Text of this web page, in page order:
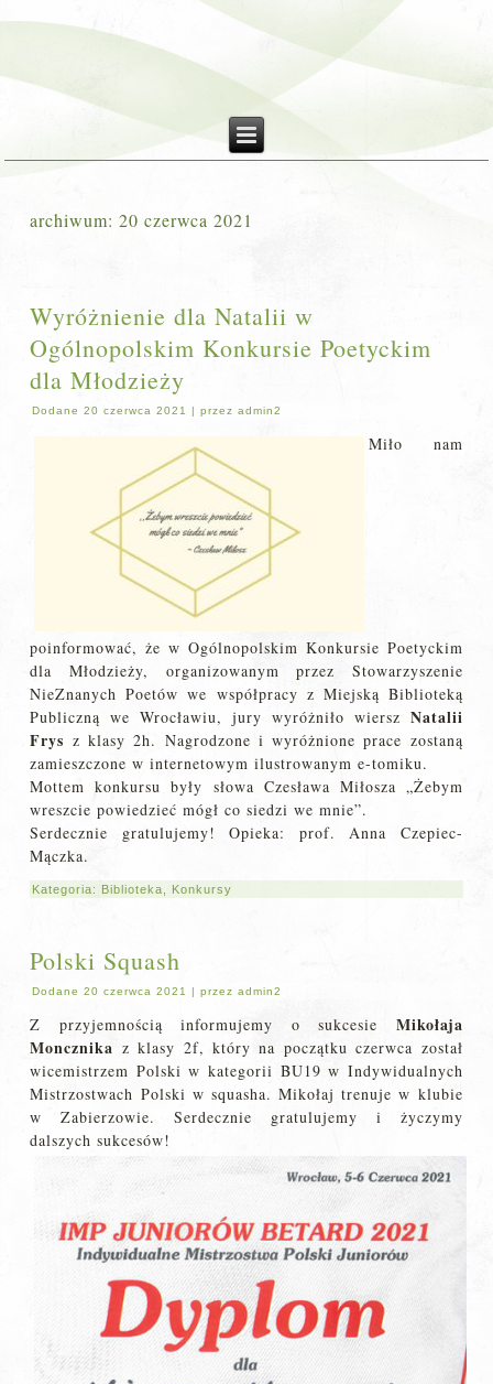
archiwum:20 czerwca 2021
Wyróżnienie dla Natalii w
Ogólnopolskim Konkursie Poetyckim
dla Młodzieży
Dodane 20 czerwca 2021 |przez admin2
Miło nam
poinformować, że w Ogólnopolskim Konkursie Poetyckim
dla Młodzieży, organizowanym przez Stowarzyszenie
NieZnanych Poetów we współpracy z Miejską Biblioteką
Publiczną we Wrocławiu, jury wyróżniło wiersz Natalii
Frys z klasy 2h. Nagrodzone i wyróżnione prace zostaną
zamieszczone w internetowym ilustrowanym e-tomiku.
Mottem konkursu były słowa Czesława Miłosza „Żebym
wreszcie powiedzieć mógł co siedzi we mnie”.
Serdecznie gratulujemy! Opieka: prof. Anna Czepiec-
Mączka.
Kategoria: Biblioteka Konkursy
Polski Squash
Dodane 20 czerwca 2021 |przez admin2
Z przyjemnością informujemy o sukcesie Mikołaja
Moncznika z klasy 2f, który na początku czerwca został
wicemistrzem Polski w kategorii BU19 w Indywidualnych
Mistrzostwach Polski w squasha. Mikołaj trenuje w klubie
w Zabierzowie. Serdecznie gratulujemy i życzymy
dalszych sukcesów!